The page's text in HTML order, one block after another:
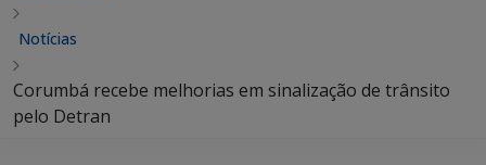
Notícias
Corumbá recebe melhorias em sinalização de trânsito
pelo Detran